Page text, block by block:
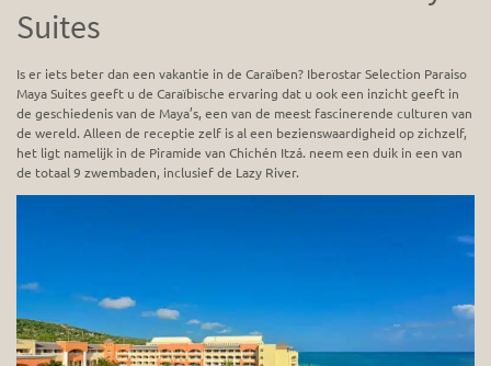
Suites
Is er iets beter dan een vakantie in de Caraïben? Iberostar Selection Paraiso
Maya Suites geeft u de Caraïbische ervaring dat u ook een inzicht geeft in
de geschiedenis van de Maya’s, een van de meest fascinerende culturen van
de wereld. Alleen de receptie zelf is al een bezienswaardigheid op zichzelf,
het ligt namelijk in de Piramide van Chichén Itzá. neem een duik in een van
de totaal 9 zwembaden, inclusief de Lazy River.